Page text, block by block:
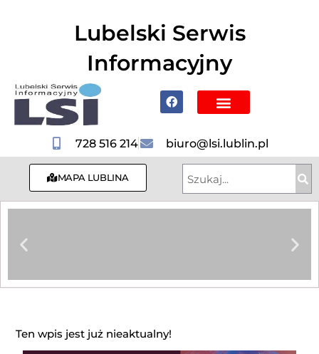
Lubelski Serwis
Informacyjny
728 516 214 biuro@lsi.lublin.pl
MAPA LUBLINA
Ten wpis jest już nieaktualny!